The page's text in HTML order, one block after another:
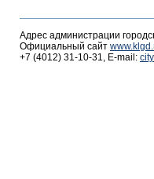
Адрес администрации
Официальный сайт
+7 (4012) 31-10-31, E-mail: